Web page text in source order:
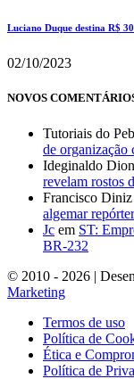
Luciano Duque destina R$
02/10/2023
NOVOS
Tutoriais do
de organização
Ideginaldo
revelam rostos
Francisco Diniz
algemar
Jc em ST:
BR-232
© 2010 - 2026 |
Marketing
Termos de uso
Política de
Ética e
Política de